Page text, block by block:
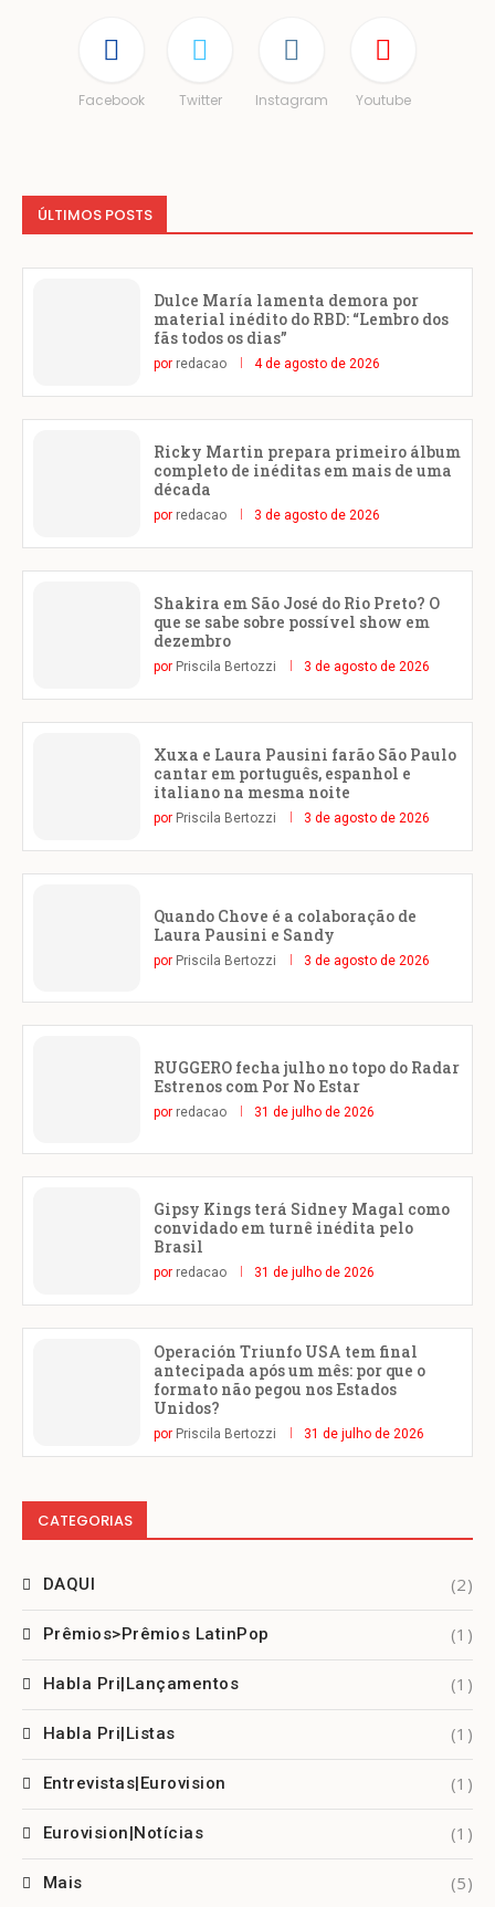
Facebook Twitter Instagram Youtube
ÚLTIMOS POSTS
Dulce María lamenta demora por
material inédito do RBD: “Lembro dos
fãs todos os dias”
por redacao 4 de agosto de 2026
Ricky Martin prepara primeiro álbum
completo de inéditas em mais de uma
década
por redacao 3 de agosto de 2026
Shakira em São José do Rio Preto? O
que se sabe sobre possível show em
dezembro
por Priscila Bertozzi 3 de agosto de 2026
Xuxa e Laura Pausini farão São Paulo
cantar em português, espanhol e
italiano na mesma noite
por Priscila Bertozzi 3 de agosto de 2026
Quando Chove é a colaboração de
Laura Pausini e Sandy
por Priscila Bertozzi 3 de agosto de 2026
RUGGERO fecha julho no topo do Radar
Estrenos com Por No Estar
por redacao 31 de julho de 2026
Gipsy Kings terá Sidney Magal como
convidado em turnê inédita pelo
Brasil
por redacao 31 de julho de 2026
Operación Triunfo USA tem final
antecipada após um mês: por que o
formato não pegou nos Estados
Unidos?
por Priscila Bertozzi 31 de julho de 2026
CATEGORIAS
DAQUI (2)
Prêmios>Prêmios LatinPop (1)
Habla Pri|Lançamentos (1)
Habla Pri|Listas (1)
Entrevistas|Eurovision (1)
Eurovision|Notícias (1)
Mais (5)